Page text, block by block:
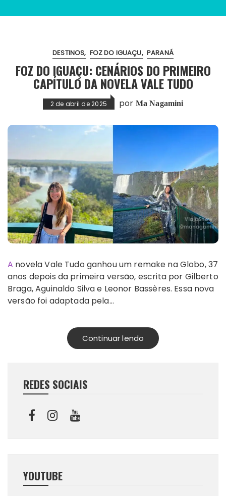
DESTINOS FOZ DO IGUAÇU PARANÁ
FOZ DO IGUAÇU: CENÁRIOS DO PRIMEIRO
CAPÍTULO DA NOVELA VALE TUDO
2 de abril de 2025 por Ma Nagamini
A novela Vale Tudo ganhou um remake na Globo, 37
anos depois da primeira versão, escrita por Gilberto
Braga, Aguinaldo Silva e Leonor Bassères. Essa nova
versão foi adaptada pela…
Continuar lendo
REDES SOCIAIS
YOUTUBE